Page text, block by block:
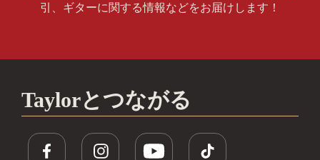
引、ギターに関する情報などをお届けします！
Taylorとつながる